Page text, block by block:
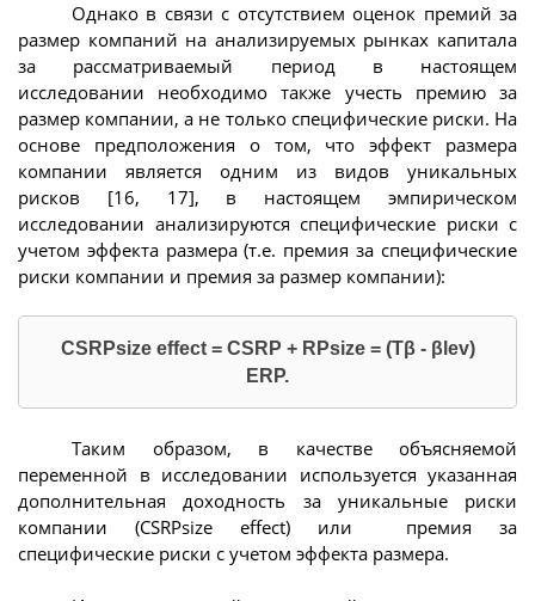
Однако в связи с отсутствием оценок премий за
размер компаний на анализируемых рынках капитала
за рассматриваемый период в настоящем
исследовании необходимо также учесть премию за
размер компании, а не только специфические риски. На
основе предположения о том, что эффект размера
компании является одним из видов уникальных
рисков [16, 17], в настоящем эмпирическом
исследовании анализируются специфические риски с
учетом эффекта размера (т.е. премия за специфические
риски компании и премия за размер компании):
CSRPsize effect = CSRP + RPsize = (Тβ - βlev)
ERP.
Таким образом, в качестве объясняемой
переменной в исследовании используется указанная
дополнительная доходность за уникальные риски
компании (CSRPsize effect) или премия за
специфические риски с учетом эффекта размера.